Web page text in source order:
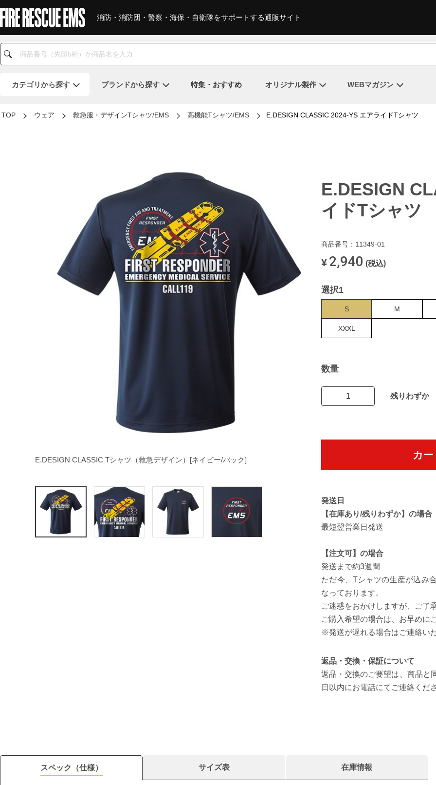
消防・消防団・警察・海保・自衛隊をサポートする通販サイト
カテゴリから探す ブランドから探す 特集・おすすめ オリジナル製作 WEBマガジン
TOP ウェア 救急服・デザインTシャツ/EMS 高機能Tシャツ/EMS E.DESIGN CLASSIC 2024-YS エアライドTシャツ
E.DESIGN CLASSIC Tシャツ（救急デザイン）[ネイビー/バック]
E.DESIGN
イドTシャツ
商品番号：11349-01
¥ 2,940 (税込)
選択1
S M
XXXL
数量
残りわずか
カ
発送日
【在庫あり/残りわずか】の場合
最短翌営業日発送
【注文可】の場合
発送まで約3週間
ただ今、Tシャツの生産が込み
なっております。
ご迷惑をおかけしますが、ご了
ご購入希望の場合は、お早めに
※発送が遅れる場合はご連絡い
返品・交換・保証について
返品・交換のご要望は、商品と
日以内にお電話にてご連絡くだ
スペック（仕様） サイズ表 在庫情報